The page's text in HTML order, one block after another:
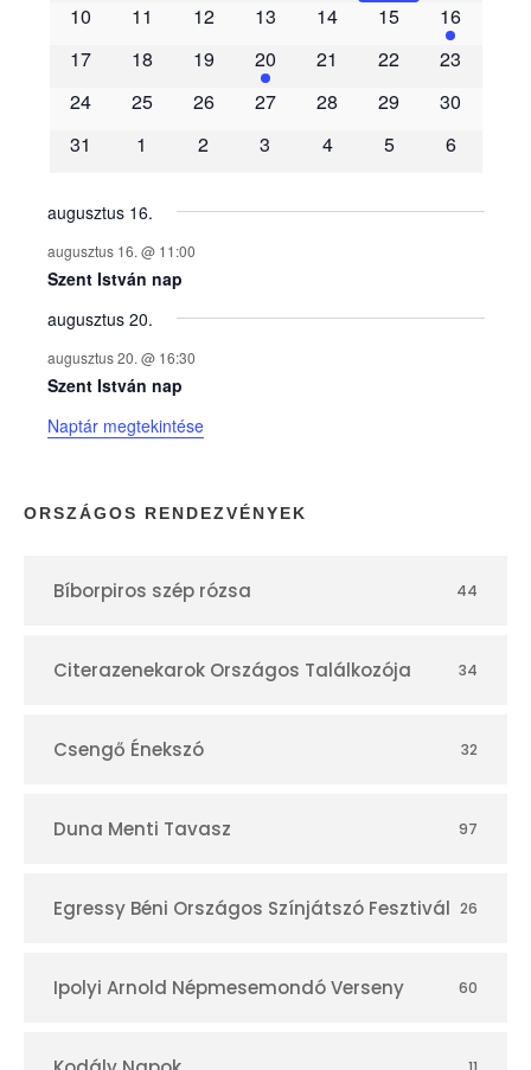
m
é
n
y
e
k
n
a
p
r
10
11 12 13 14 15
16
17
18 19 20 21 22
23
24
25 26 27 28 29
30
31
1 2 3 4 5 6
augusztus 16.
augusztus 16. @ 11:00
Szent István nap
augusztus 20.
augusztus 20. @ 16:30
Szent István nap
Naptár megtekintése
ORSZÁGOS RENDEZVÉNYEK
Bíborpiros szép rózsa 44
Citerazenekarok Országos Találkozója 34
Csengő Énekszó 32
Duna Menti Tavasz 97
Egressy Béni Országos Színjátszó Fesztivál 26
Ipolyi Arnold Népmesemondó Verseny 60